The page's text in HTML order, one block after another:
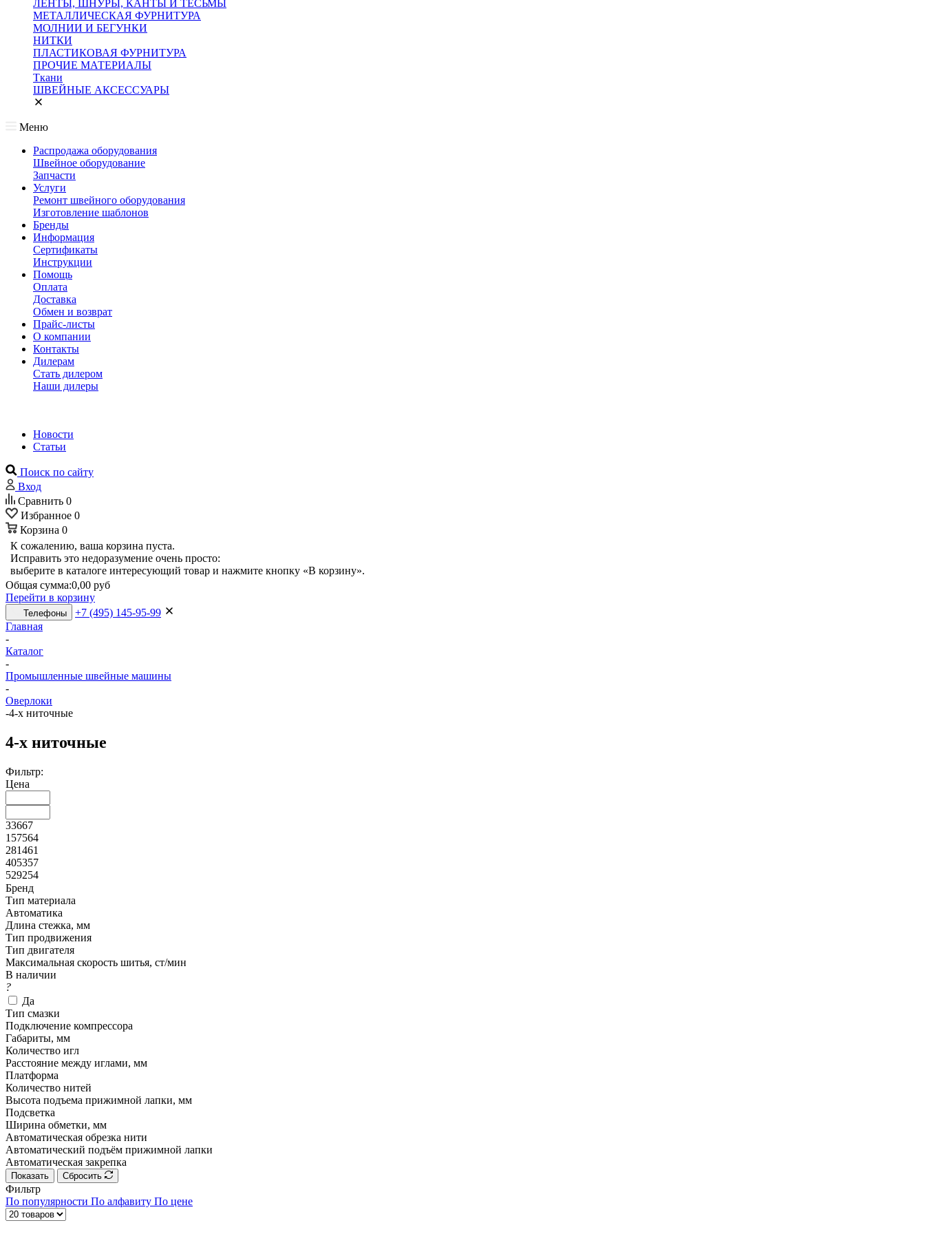
ЛЕНТЫ, ШНУРЫ, КАНТЫ И ТЕСЬМЫ
МЕТАЛЛИЧЕСКАЯ ФУРНИТУРА
МОЛНИИ И БЕГУНКИ
НИТКИ
ПЛАСТИКОВАЯ ФУРНИТУРА
ПРОЧИЕ МАТЕРИАЛЫ
Ткани
ШВЕЙНЫЕ АКСЕССУАРЫ
Меню
Распродажа оборудования
Швейное оборудование
Запчасти
Услуги
Ремонт швейного оборудования
Изготовление шаблонов
Бренды
Информация
Сертификаты
Инструкции
Помощь
Оплата
Доставка
Обмен и возврат
Прайс-листы
О компании
Контакты
Дилерам
Стать дилером
Наши дилеры
Новости
Статьи
Поиск по сайту
Вход
Сравнить 0
Избранное 0
Корзина 0
К сожалению, ваша корзина пуста.
Исправить это недоразумение очень просто:
выберите в каталоге интересующий товар и нажмите кнопку «В корзину».
Общая сумма:0,00 руб
Перейти в корзину
Телефоны
+7 (495) 145-95-99
Главная
-
Каталог
-
Промышленные швейные машины
-
Оверлоки
-4-х ниточные
4-х ниточные
Фильтр:
Цена
33667
157564
281461
405357
529254
Бренд
Тип материала
Автоматика
Длина стежка, мм
Тип продвижения
Тип двигателя
Максимальная скорость шитья, ст/мин
В наличии
?
Да
Тип смазки
Подключение компрессора
Габариты, мм
Количество игл
Расстояние между иглами, мм
Платформа
Количество нитей
Высота подъема прижимной лапки, мм
Подсветка
Ширина обметки, мм
Автоматическая обрезка нити
Автоматический подъём прижимной лапки
Автоматическая закрепка
Показать Сбросить
Фильтр
По популярности По алфавиту По цене